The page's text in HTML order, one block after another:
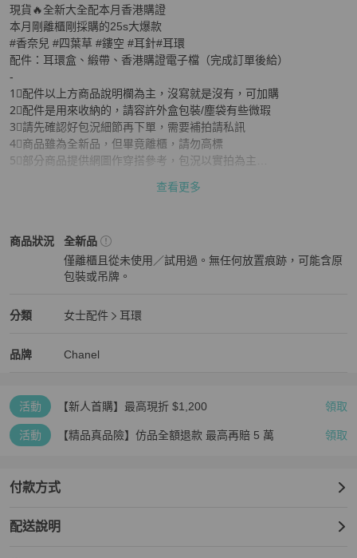
關於全新大全配有購證☑️ 25s大爆款 #香奈兒 #四葉草 #鏤空 #
現貨🔥全新大全配本月香港購證
本月剛離櫃剛採購的25s大爆款
#香奈兒 #四葉草 #鏤空 #耳針#耳環
配件：耳環盒、緞帶、香港購證電子檔（完成訂單後給）
-
1⃣️配件以上方商品說明欄為主，沒寫就是沒有，可加購
2⃣️配件是用來收納的，請容許外盒包裝/塵袋有些微瑕
3⃣️請先確認好包況細節再下單，需要補拍請私訊
4⃣️商品雖為全新品，但畢竟離櫃，請勿高標
5⃣️部分商品提供網圖作穿搭參考，包況以實拍為主
查看更多
商品狀況
Chanel女士配件商品狀態與細節
全新品
僅離櫃且從未使用／試用過。無任何放置痕跡，可能含原
包裝或吊牌。
分類
Chanel 女士配件分類資訊
女士配件
耳環
品牌
Chanel 精品女士配件
Chanel
Chanel 推薦清單
活動 【新人首購】最高現折 $1,200 領取
活動 【精品真品險】仿品全額退款 最高再賠 5 萬 領取
付款方式
配送說明